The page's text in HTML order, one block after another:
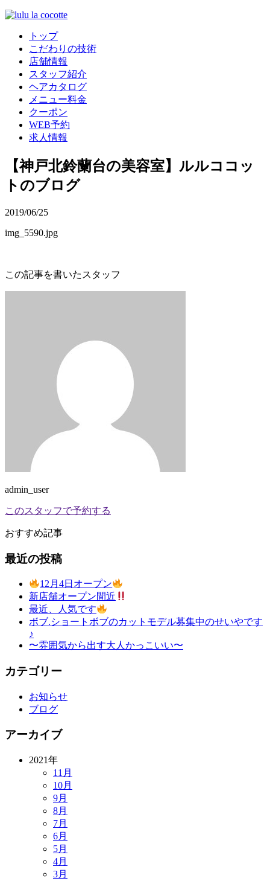
トップ
こだわりの技術
店舗情報
スタッフ紹介
ヘアカタログ
メニュー料金
クーポン
WEB予約
求人情報
【神戸北鈴蘭台の美容室】ルルココッ
トのブログ
2019/06/25
img_5590.jpg
この記事を書いたスタッフ
admin_user
このスタッフで予約する
おすすめ記事
最近の投稿
12月4日オープン
新店舗オープン間近
最近、人気です
ボブ.ショートボブのカットモデル募集中のせいやです
♪
〜雰囲気から出す大人かっこいい〜
カテゴリー
お知らせ
ブログ
アーカイブ
2021年
11月
10月
9月
8月
7月
6月
5月
4月
3月